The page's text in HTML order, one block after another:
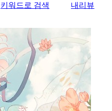
키워드로 검색
내리뷰